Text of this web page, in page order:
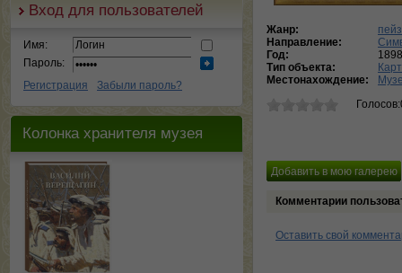
Вход для пользователей
Имя:
Пароль:
Регистрация
Забыли пароль?
Колонка хранителя музея
Жанр:
Направление:
Год:
Тип объекта:
Местонахождение:
Комментарии
Оставить свой